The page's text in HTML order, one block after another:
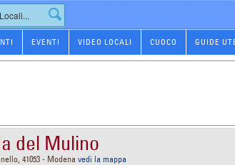
EVENTI VIDEO LOCALI CUOCO GUIDE
del Mulino
41053 - Modena vedi la mappa